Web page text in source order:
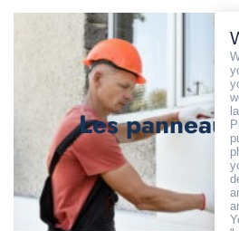
Les